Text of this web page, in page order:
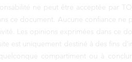
ne peut être acceptée par
ce document. Aucune confiance
Les opinions exprimées dans ce
est uniquement destiné à des fins
compartiment ou à